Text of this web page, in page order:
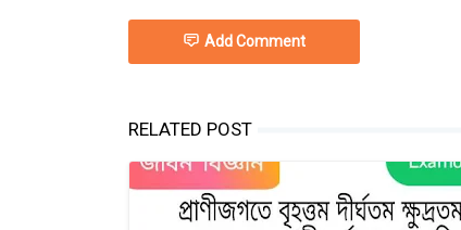
Add Comment
RELATED POST